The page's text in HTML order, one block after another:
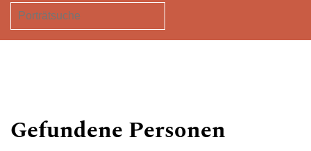
Gefundene Personen